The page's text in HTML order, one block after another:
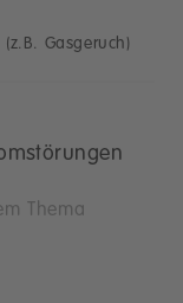
Gasgeruch)
Thema